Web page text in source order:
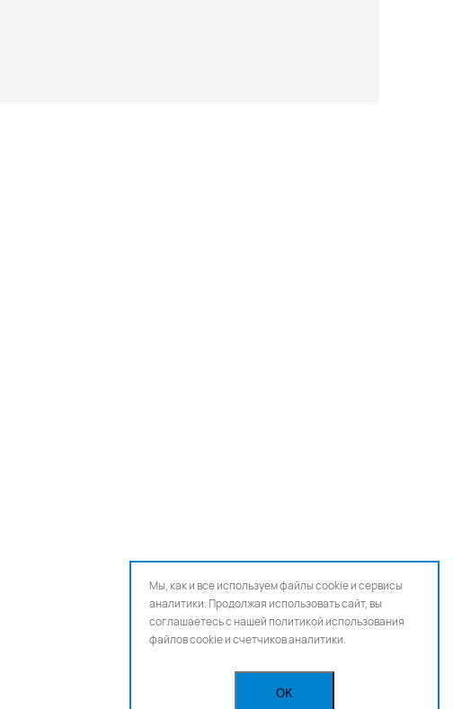
Мы, как и все используем файлы cookie и сервисы
аналитики. Продолжая использовать сайт, вы
соглашаетесь с нашейполитикой использования
файлов cookie и счетчиков аналитики.
OK